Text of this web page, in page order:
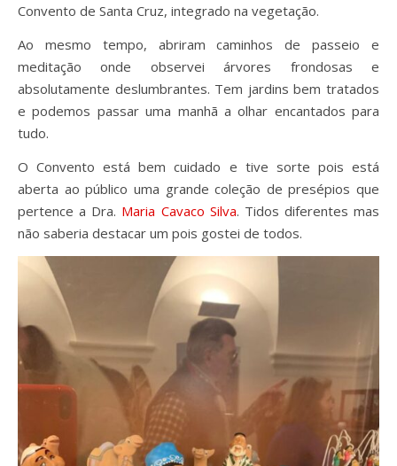
Convento de Santa Cruz, integrado na vegetação.
Ao mesmo tempo, abriram caminhos de passeio e
meditação onde observei árvores frondosas e
absolutamente deslumbrantes. Tem jardins bem tratados
e podemos passar uma manhã a olhar encantados para
tudo.
O Convento está bem cuidado e tive sorte pois está
aberta ao público uma grande coleção de presépios que
pertence a Dra. Maria Cavaco Silva. Tidos diferentes mas
não saberia destacar um pois gostei de todos.